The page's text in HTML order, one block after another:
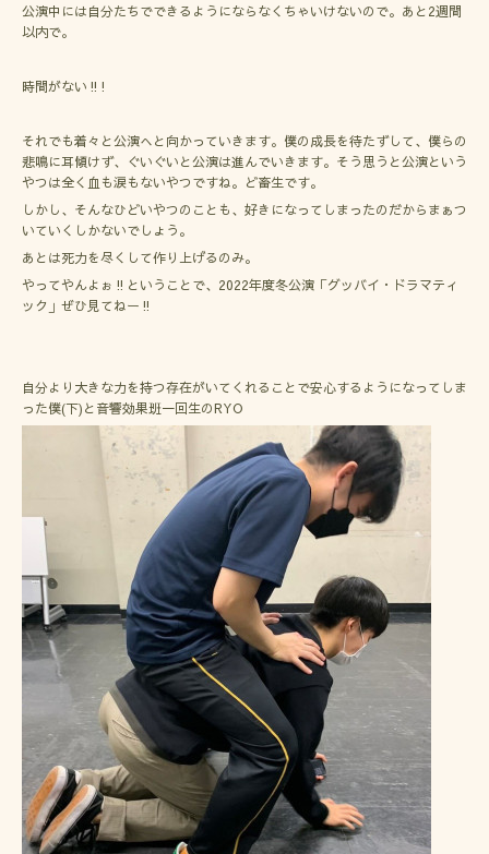
公演中には自分たちでできるようにならなくちゃいけないので。あと2週間
以内で。
時間がない‼︎!
それでも着々と公演へと向かっていきます。僕の成長を待たずして、僕らの
悲鳴に耳傾けず、ぐいぐいと公演は進んでいきます。そう思うと公演という
やつは全く血も涙もないやつですね。ど畜生です。
しかし、そんなひどいやつのことも、好きになってしまったのだからまぁつ
いていくしかないでしょう。
あとは死力を尽くして作り上げるのみ。
やってやんよぉ‼︎ということで、2022年度冬公演「グッバイ・ドラマティ
ック」ぜひ見てねー‼︎
自分より大きな力を持つ存在がいてくれることで安心するようになってしま
った僕(下)と音響効果班一回生のRYO